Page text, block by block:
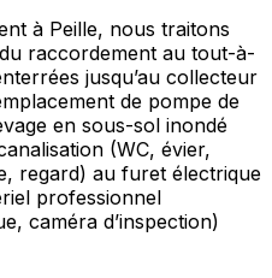
à Peille, nous traitons
raccordement au tout-à-
jusqu’au collecteur
de pompe de
en sous-sol inondé
(WC, évier,
regard) au furet électrique
professionnel
caméra d’inspection)